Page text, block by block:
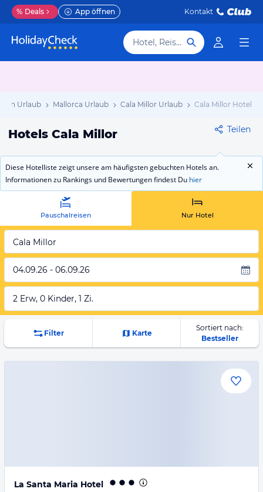
% Deals App öffnen Kontakt
Hotel, Reiseziel
Urlaub Mallorca Urlaub Cala Millor Urlaub Cala Millor Hotels
Hotels Cala Millor Teilen
Diese Hotelliste zeigt unsere am häufigsten gebuchten Hotels an.
Informationen zu Rankings und Bewertungen findest Du hier
Pauschalreisen Nur Hotel
Cala Millor
04.09.26 - 06.09.26
2 Erw, 0 Kinder, 1 Zi.
Filter Karte
Sortiert nach:
Bestseller
La Santa Maria Hotel